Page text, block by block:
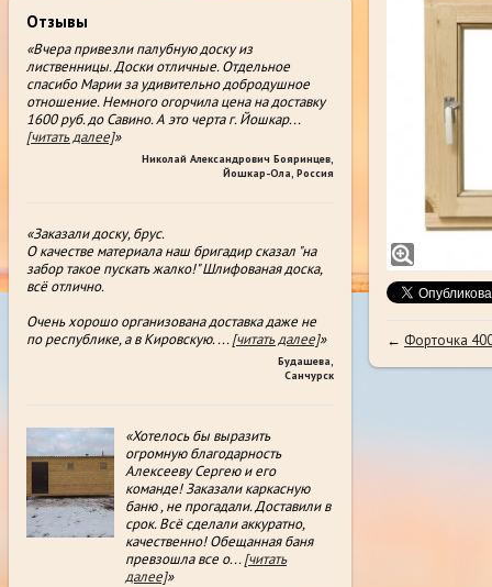
Отзывы
«Вчера привезли палубную доску из
лиственницы. Доски отличные. Отдельное
спасибо Марии за удивительно добродушное
отношение. Немного огорчила цена на доставку
1600 руб. до Савино. А это черта г. Йошкар...
[читать далее]»
Николай Александрович Бояринцев
Йошкар-Ола, Россия
«Заказали доску, брус.
О качестве материала наш бригадир сказал "на
забор такое пускать жалко!" Шлифованая доска,
всë отлично.
Очень хорошо организована доставка даже не
по республике, а в Кировскую....[читать далее]»
Будашева
Санчурск
«Хотелось бы выразить
огромную благодарность
Алексееву Сергею и его
команде! Заказали каркасную
баню , не прогадали. Доставили в
срок. Всё сделали аккуратно,
качественно! Обещанная баня
превзошла все о...[читать
далее]»
← Форточка